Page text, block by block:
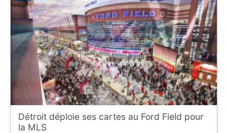
Détroit déploie ses cartes au Ford Field pour
la MLS